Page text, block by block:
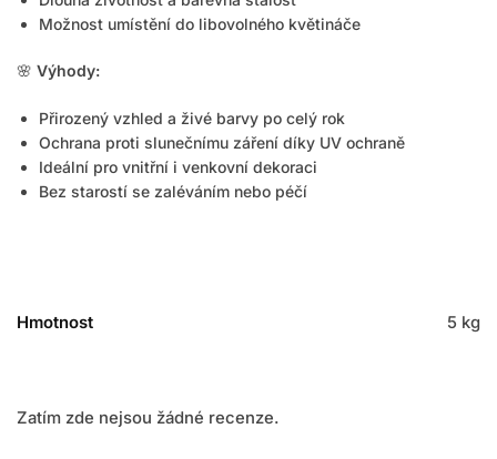
Možnost umístění do libovolného květináče
🌸 Výhody:
Přirozený vzhled a živé barvy po celý rok
Ochrana proti slunečnímu záření díky UV ochraně
Ideální pro vnitřní i venkovní dekoraci
Bez starostí se zaléváním nebo péčí
Hmotnost 5 kg
Zatím zde nejsou žádné recenze.